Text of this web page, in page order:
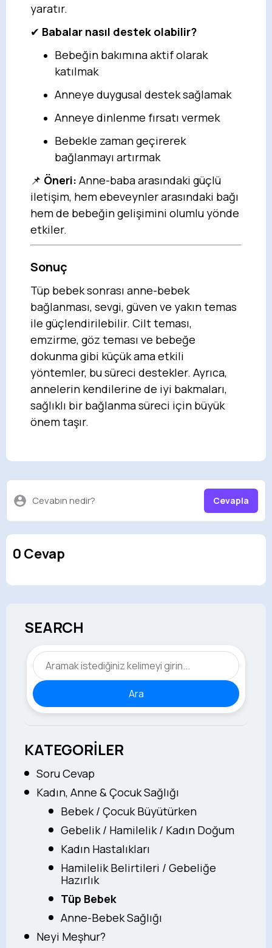
yaratır.
✔ Babalar nasıl destek olabilir?
Bebeğin bakımına aktif olarak
katılmak
Anneye duygusal destek sağlamak
Anneye dinlenme fırsatı vermek
Bebekle zaman geçirerek
bağlanmayı artırmak
📌 Öneri: Anne-baba arasındaki güçlü
iletişim, hem ebeveynler arasındaki bağı
hem de bebeğin gelişimini olumlu yönde
etkiler.
Sonuç
Tüp bebek sonrası anne-bebek
bağlanması, sevgi, güven ve yakın temas
ile güçlendirilebilir. Cilt teması,
emzirme, göz teması ve bebeğe
dokunma gibi küçük ama etkili
yöntemler, bu süreci destekler. Ayrıca,
annelerin kendilerine de iyi bakmaları,
sağlıklı bir bağlanma süreci için büyük
önem taşır.
Cevabın nedir? Cevapla
0 Cevap
SEARCH
Ara
KATEGORİLER
Soru Cevap
Kadın, Anne & Çocuk Sağlığı
Bebek / Çocuk Büyütürken
Gebelik / Hamilelik / Kadın Doğum
Kadın Hastalıkları
Hamilelik Belirtileri / Gebeliğe
Hazırlık
Tüp Bebek
Anne-Bebek Sağlığı
Neyi Meşhur?